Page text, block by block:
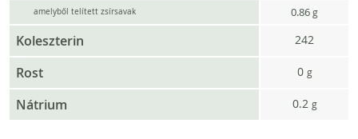
amelyből telített zsírsavak 0.86g
Koleszterin 242
Rost 0 g
Nátrium 0.2 g